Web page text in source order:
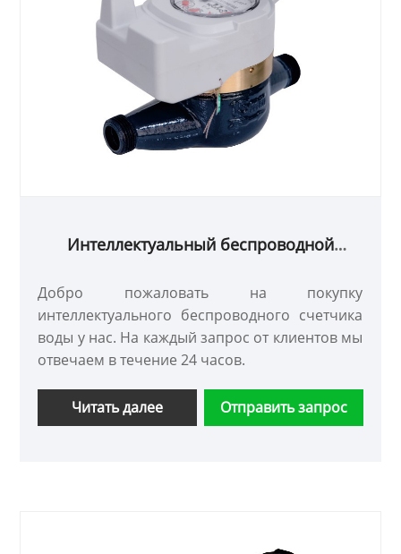
Интеллектуальный беспроводной
Добро пожаловать на покупку
интеллектуального беспроводного счетчика
воды у нас. На каждый запрос от клиентов мы
отвечаем в течение 24 часов.
Читать далее Отправить запрос